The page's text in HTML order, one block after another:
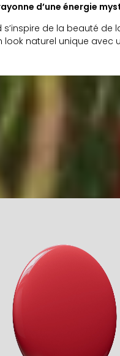
d’une énergie
de la beauté de
look naturel unique avec